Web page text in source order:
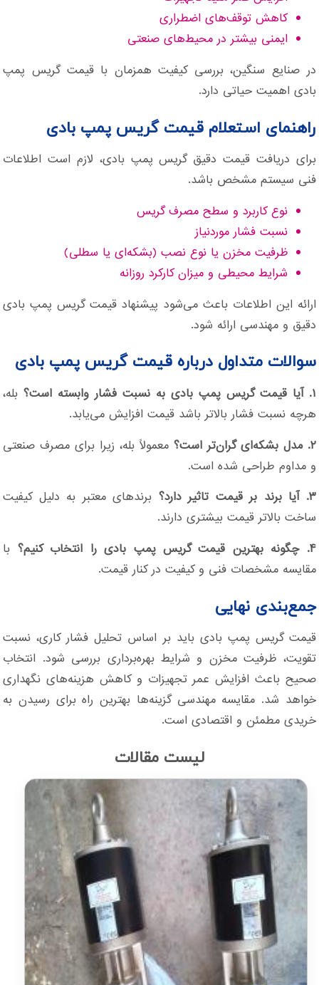
کاهش توقف‌های اضطراری
ایمنی بیشتر در محیط‌های صنعتی
در صنایع سنگین، بررسی کیفیت همزمان با قیمت گریس پمپ
بادی اهمیت حیاتی دارد.
راهنمای استعلام قیمت گریس پمپ بادی
برای دریافت قیمت دقیق گریس پمپ بادی، لازم است اطلاعات
فنی سیستم مشخص باشد.
نوع کاربرد و سطح مصرف گریس
نسبت فشار موردنیاز
ظرفیت مخزن یا نوع نصب (بشکه‌ای یا سطلی)
شرایط محیطی و میزان کارکرد روزانه
ارائه این اطلاعات باعث می‌شود پیشنهاد قیمت گریس پمپ بادی
دقیق و مهندسی ارائه شود.
سوالات متداول درباره قیمت گریس پمپ بادی
۱. آیا قیمت گریس پمپ بادی به نسبت فشار وابسته است؟
بله،
هرچه نسبت فشار بالاتر باشد قیمت افزایش می‌یابد.
۲. مدل بشکه‌ای گران‌تر است؟
معمولاً بله، زیرا برای مصرف صنعتی
و مداوم طراحی شده است.
۳. آیا برند بر قیمت تاثیر دارد؟
برندهای معتبر به دلیل کیفیت
ساخت بالاتر قیمت بیشتری دارند.
۴. چگونه بهترین قیمت گریس پمپ بادی را انتخاب کنیم؟
با
مقایسه مشخصات فنی و کیفیت در کنار قیمت.
جمع‌بندی نهایی
قیمت گریس پمپ بادی باید بر اساس تحلیل فشار کاری، نسبت
تقویت، ظرفیت مخزن و شرایط بهره‌برداری بررسی شود. انتخاب
صحیح باعث افزایش عمر تجهیزات و کاهش هزینه‌های نگهداری
خواهد شد. مقایسه مهندسی گزینه‌ها بهترین راه برای رسیدن به
خریدی مطمئن و اقتصادی است.
لیست مقالات